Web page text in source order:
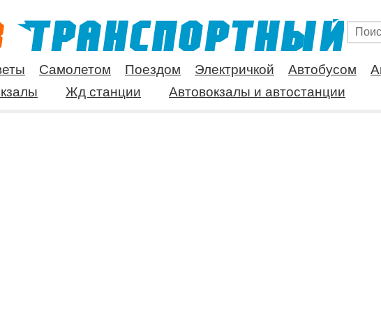
Самолетом Поездом Электричкой Автобусом
Жд станции Автовокзалы и автостанции